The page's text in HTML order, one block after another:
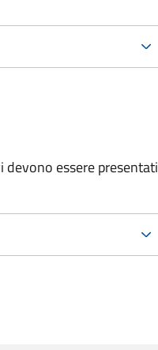
essere presentati